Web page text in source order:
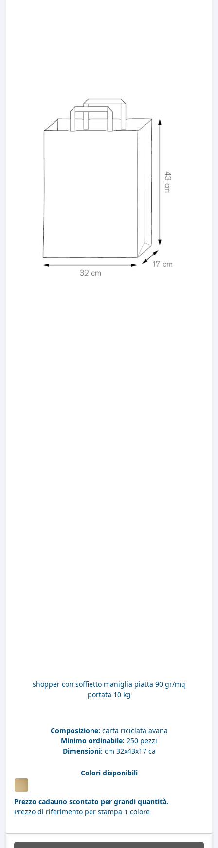
shopper con soffietto maniglia piatta 90 gr/mq
portata 10 kg
Composizione: carta riciclata avana
Minimo ordinabile: 250 pezzi
Dimensioni: cm 32x43x17 ca
Colori disponibili
Prezzo cadauno scontato per grandi quantità.
Prezzo di riferimento per stampa 1 colore